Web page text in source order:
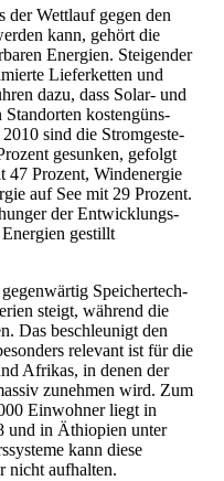
der Wettlauf gegen den
kann, gehört die
Energien. Steigender
Liefer­ketten und
dazu, dass Solar- und
Stand­orten kosten­güns­
sind die Strom­ge­ste­
gesunken, gefolgt
47 Prozent, Windenergie
auf See mit 29 Prozent.
der Entwick­lungs­
gestillt
Speicher­tech­
steigt, während die
Das beschleunigt den
relevant ist für die
Afrikas, in denen der
zunehmen wird. Zum
Einwohner liegt in
und in Äthiopien unter
kann diese
nicht aufhalten.